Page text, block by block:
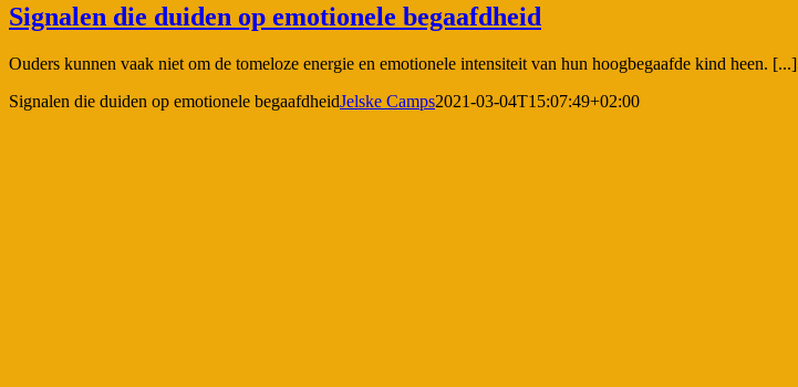
Signalen die duiden op emotionele begaafdheid
Ouders kunnen vaak niet om de tomeloze energie en emotionele intensiteit van hun hoogbegaafde kind heen. [...]
Signalen die duiden op emotionele begaafdheidJelske Camps2021-03-04T15:07:49+02:00